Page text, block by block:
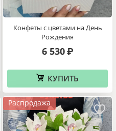
Конфеты с цветами на День
Рождения
6 530 ₽
КУПИТЬ
Распродажа